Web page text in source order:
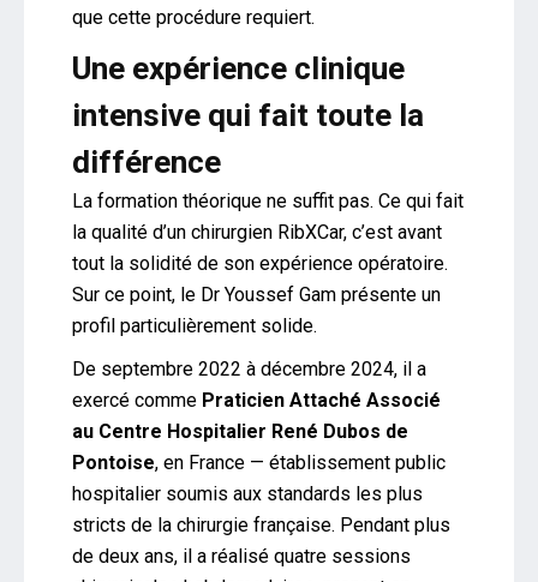
que cette procédure requiert.
Une expérience clinique
intensive qui fait toute la
différence
La formation théorique ne suffit pas. Ce qui fait
la qualité d’un chirurgien RibXCar, c’est avant
tout la solidité de son expérience opératoire.
Sur ce point, le Dr Youssef Gam présente un
profil particulièrement solide.
De septembre 2022 à décembre 2024, il a
exercé comme Praticien Attaché Associé
au Centre Hospitalier René Dubos de
Pontoise, en France — établissement public
hospitalier soumis aux standards les plus
stricts de la chirurgie française. Pendant plus
de deux ans, il a réalisé quatre sessions